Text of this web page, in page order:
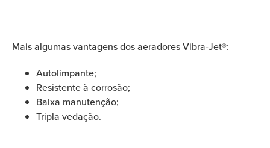
Mais algumas vantagens dos aeradores Vibra-Jet®:
Autolimpante;
Resistente à corrosão;
Baixa manutenção;
Tripla vedação.